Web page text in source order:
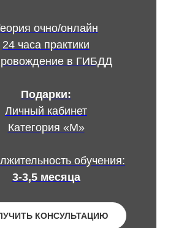
очно/онлайн
24 часа практики
в ГИБДД
Подарки:
Личный кабинет
Категория «М»
обучения:
3-3,5 месяца
КОНСУЛЬТАЦИЮ